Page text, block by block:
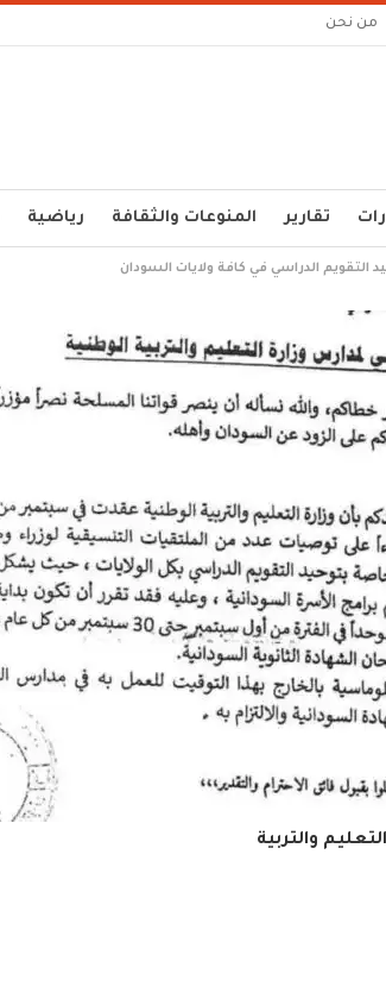
من نحن
تقارير المنوعات والثقافة رياضية
التقويم الدراسي في كافة ولايات السودان
والتربية